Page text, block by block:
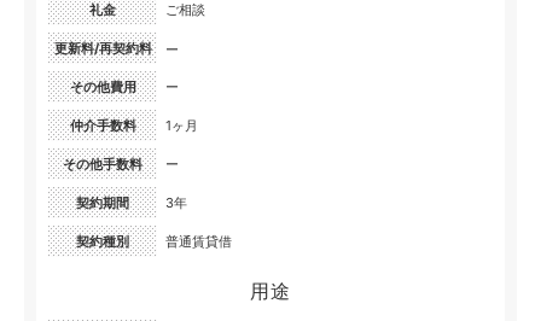
礼金 ご相談
更新料/再契約料 ー
その他費用 ー
仲介手数料 1ヶ月
その他手数料 ー
契約期間 3年
契約種別 普通賃貸借
用途